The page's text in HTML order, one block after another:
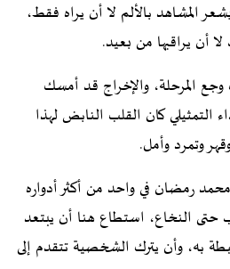
المشاهد بالألم لا أن يراه فقط،
أن يراقبها من بعيد.
المرحلة، والإخراج قد أمسك
التمثيلي كان القلب النابض لهذا
وتمرد وأمل.
رمضان في واحد من أكثر أدواره
حتى النخاع، استطاع هنا أن يبتعد
به، وأن يترك الشخصية تتقدم إلى